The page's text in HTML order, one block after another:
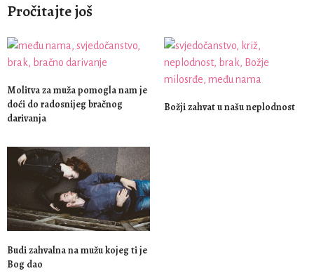
Pročitajte još
Molitva za muža pomogla nam je
doći do radosnijeg bračnog
darivanja
Božji zahvat u našu neplodnost
Budi zahvalna na mužu kojeg ti je
Bog dao